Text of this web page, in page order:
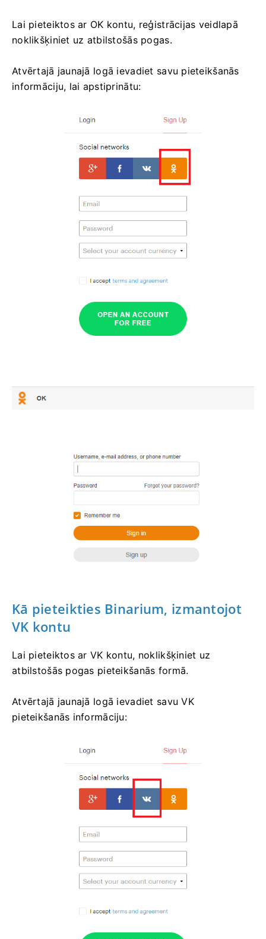
Lai pieteiktos ar OK kontu, reģistrācijas veidlapā
noklikšķiniet uz atbilstošās pogas.
Atvērtajā jaunajā logā ievadiet savu pieteikšanās
informāciju, lai apstiprinātu:
Kā pieteikties Binarium, izmantojot
VK kontu
Lai pieteiktos ar VK kontu, noklikšķiniet uz
atbilstošās pogas pieteikšanās formā.
Atvērtajā jaunajā logā ievadiet savu VK
pieteikšanās informāciju: